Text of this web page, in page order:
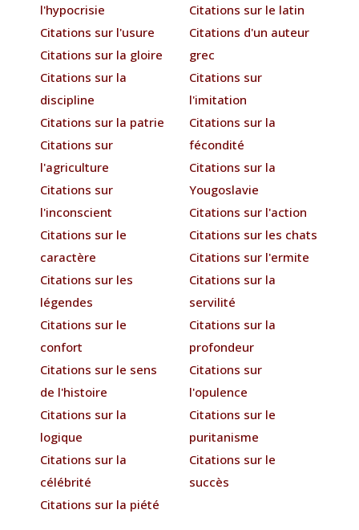
l'hypocrisie
Citations sur l'usure
Citations sur la gloire
Citations sur la
discipline
Citations sur la patrie
Citations sur
l'agriculture
Citations sur
l'inconscient
Citations sur le
caractère
Citations sur les
légendes
Citations sur le
confort
Citations sur le sens
de l'histoire
Citations sur la
logique
Citations sur la
célébrité
Citations sur la piété
Citations sur le latin
Citations d'un auteur
grec
Citations sur
l'imitation
Citations sur la
fécondité
Citations sur la
Yougoslavie
Citations sur l'action
Citations sur les chats
Citations sur l'ermite
Citations sur la
servilité
Citations sur la
profondeur
Citations sur
l'opulence
Citations sur le
puritanisme
Citations sur le
succès